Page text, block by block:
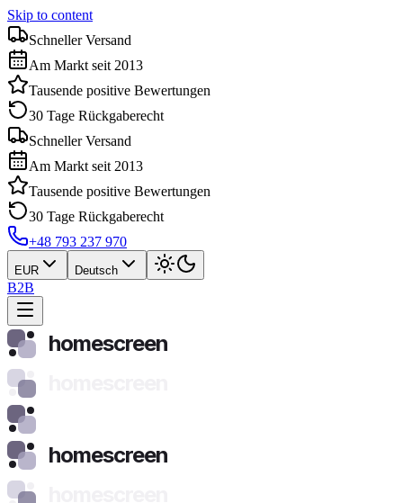
Skip to content
Schneller Versand
Am Markt seit 2013
Tausende positive Bewertungen
30 Tage Rückgaberecht
Schneller Versand
Am Markt seit 2013
Tausende positive Bewertungen
30 Tage Rückgaberecht
+48 793 237 970
EUR Deutsch
B2B
homescreen
homescreen